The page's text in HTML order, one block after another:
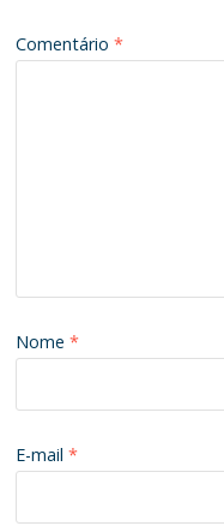
Comentário*
Nome*
E-mail*